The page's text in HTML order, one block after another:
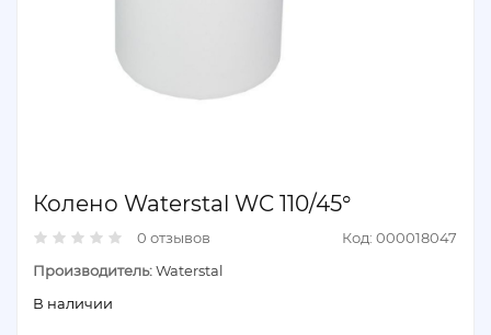
Колено Waterstal WC 110/45°
0 отзывов
Код: 000018047
Производитель:Waterstal
В наличии